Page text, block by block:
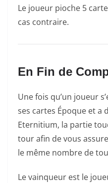
Le joueur pioche 5
cas contraire.
En Fin de
Une fois qu’un joueur
ses cartes Époque et a
Eternitium, la partie
tour afin de vous
le même nombre de
Le vainqueur est le